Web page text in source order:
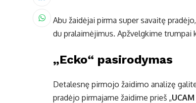
Abu žaidėjai pirma super savaitę
du pralaimėjimus. Apžvelgkime trumpai
„Ecko“ pasirodymas
Detalesnę pirmojo žaidimo analizę
pradėjo pirmajame žaidime prieš „